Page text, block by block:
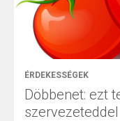
ÉRDEKESSÉGEK
Döbbenet: ezt
szervezeteddel